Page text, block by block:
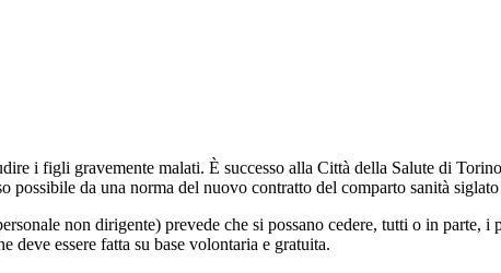
i figli gravemente malati. È successo alla Città della Salute di
da una norma del nuovo contratto del comparto sanità
non dirigente) prevede che si possano cedere, tutti o in parte,
essere fatta su base volontaria e gratuita.